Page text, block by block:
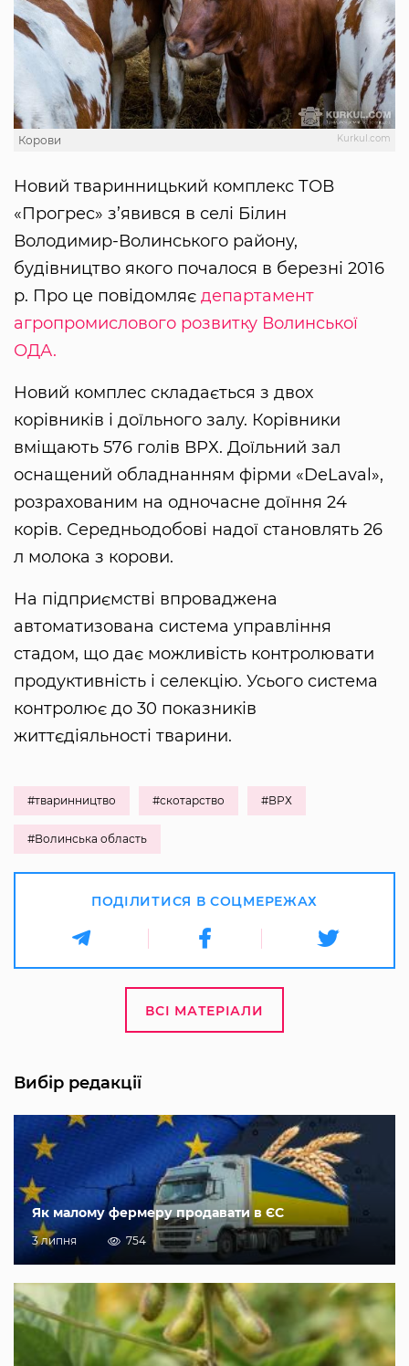
Kurkul.com
Корови
Новий тваринницький комплекс ТОВ
«Прогрес» з’явився в селі Білин
Володимир-Волинського району,
будівництво якого почалося в березні 2016
р. Про це повідомляє департамент
агропромислового розвитку Волинської
ОДА.
Новий комплес складається з двох
корівників і доїльного залу. Корівники
вміщають 576 голів ВРХ. Доїльний зал
оснащений обладнанням фірми «DeLaval»,
розрахованим на одночасне доїння 24
корів. Середньодобові надої становлять 26
л молока з корови.
На підприємстві впроваджена
автоматизована система управління
стадом, що дає можливість контролювати
продуктивність і селекцію. Усього система
контролює до 30 показників
життєдіяльності тварини.
#тваринництво #скотарство #ВРХ
#Волинська область
ПОДІЛИТИСЯ В СОЦМЕРЕЖАХ
ВСІ МАТЕРІАЛИ
Вибір редакції
Як малому фермеру продавати в ЄС
3 липня 754